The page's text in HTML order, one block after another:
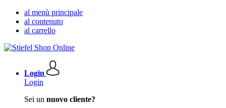
al menù principale
al contenuto
al carrello
Login
Login
Sei un nuovo cliente?